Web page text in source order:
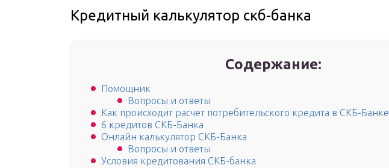
Кредитный калькулятор скб-банка
Содержание:
Помощник
Вопросы и ответы
Как происходит расчет потребительского кредита в СКБ-Банке
6 кредитов СКБ-Банка
Онлайн калькулятор СКБ-Банка
Вопросы и ответы
Условия кредитования СКБ-банка